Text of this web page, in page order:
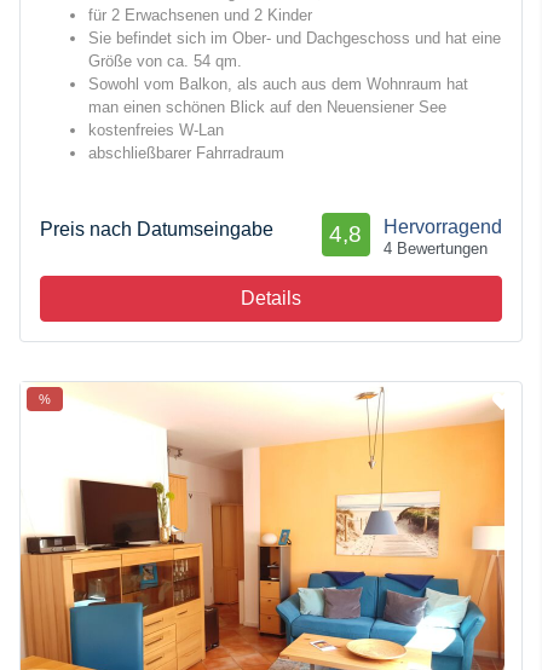
für 2 Erwachsenen und 2 Kinder
Sie befindet sich im Ober- und Dachgeschoss und hat eine
Größe von ca. 54 qm.
Sowohl vom Balkon, als auch aus dem Wohnraum hat
man einen schönen Blick auf den Neuensiener See
kostenfreies W-Lan
abschließbarer Fahrradraum
Preis nach Datumseingabe Hervorragend
4,8
4 Bewertungen
Details
%